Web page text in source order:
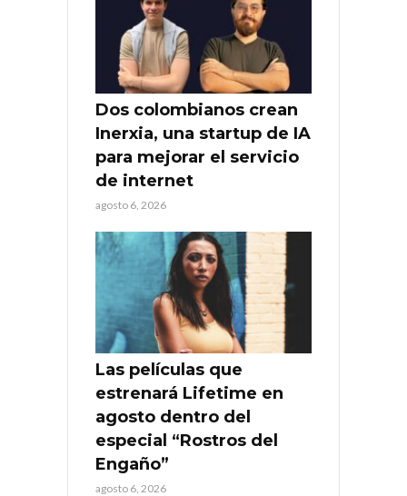
Dos colombianos crean
Inerxia, una startup de IA
para mejorar el servicio
de internet
agosto 6, 2026
Las películas que
estrenará Lifetime en
agosto dentro del
especial “Rostros del
Engaño”
agosto 6, 2026